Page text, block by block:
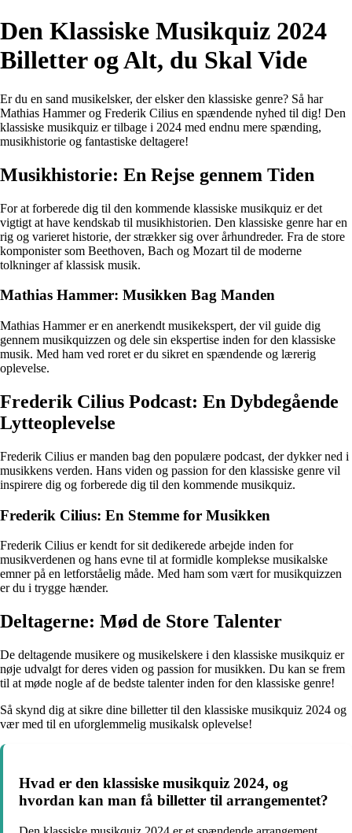
Den Klassiske Musikquiz 2024
Billetter og Alt, du Skal Vide
Er du en sand musikelsker, der elsker den klassiske genre? Så har
Mathias Hammer og Frederik Cilius en spændende nyhed til dig! Den
klassiske musikquiz er tilbage i 2024 med endnu mere spænding,
musikhistorie og fantastiske deltagere!
Musikhistorie: En Rejse gennem Tiden
For at forberede dig til den kommende klassiske musikquiz er det
vigtigt at have kendskab til musikhistorien. Den klassiske genre har en
rig og varieret historie, der strækker sig over århundreder. Fra de store
komponister som Beethoven, Bach og Mozart til de moderne
tolkninger af klassisk musik.
Mathias Hammer: Musikken Bag Manden
Mathias Hammer er en anerkendt musikekspert, der vil guide dig
gennem musikquizzen og dele sin ekspertise inden for den klassiske
musik. Med ham ved roret er du sikret en spændende og lærerig
oplevelse.
Frederik Cilius Podcast: En Dybdegående
Lytteoplevelse
Frederik Cilius er manden bag den populære podcast, der dykker ned i
musikkens verden. Hans viden og passion for den klassiske genre vil
inspirere dig og forberede dig til den kommende musikquiz.
Frederik Cilius: En Stemme for Musikken
Frederik Cilius er kendt for sit dedikerede arbejde inden for
musikverdenen og hans evne til at formidle komplekse musikalske
emner på en letforståelig måde. Med ham som vært for musikquizzen
er du i trygge hænder.
Deltagerne: Mød de Store Talenter
De deltagende musikere og musikelskere i den klassiske musikquiz er
nøje udvalgt for deres viden og passion for musikken. Du kan se frem
til at møde nogle af de bedste talenter inden for den klassiske genre!
Så skynd dig at sikre dine billetter til den klassiske musikquiz 2024 og
vær med til en uforglemmelig musikalsk oplevelse!
Hvad er den klassiske musikquiz 2024, og
hvordan kan man få billetter til arrangementet?